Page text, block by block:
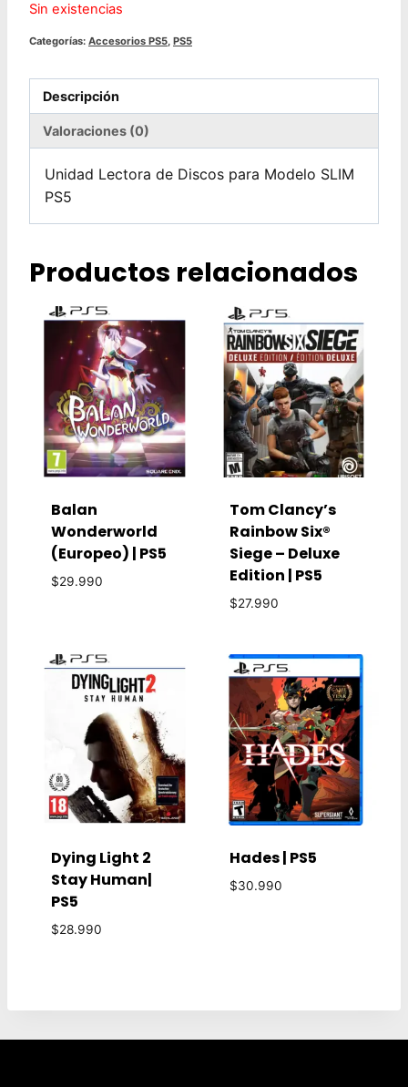
Sin existencias
Categorías: Accesorios PS5 PS5
Descripción
Valoraciones (0)
Unidad Lectora de Discos para Modelo SLIM
PS5
Productos relacionados
Balan
Wonderworld
(Europeo) | PS5
$29.990
Tom Clancy’s
Rainbow Six®
Siege – Deluxe
Edition | PS5
$27.990
Dying Light 2
Stay Human|
PS5
$28.990
Hades | PS5
$30.990